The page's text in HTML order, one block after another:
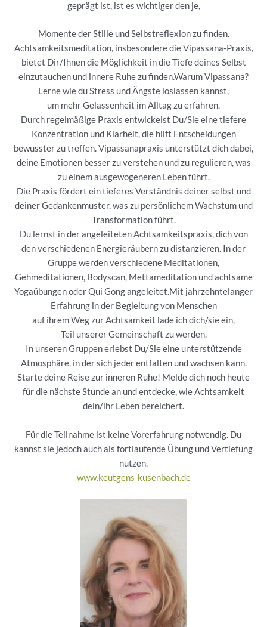
geprägt ist, ist es wichtiger den je,
Momente der Stille und Selbstreflexion zu finden.
Achtsamkeitsmeditation, insbesondere die Vipassana-Praxis,
bietet Dir/Ihnen die Möglichkeit in die Tiefe deines Selbst
einzutauchen und innere Ruhe zu finden.Warum Vipassana?
Lerne wie du Stress und Ängste loslassen kannst,
um mehr Gelassenheit im Alltag zu erfahren.
Durch regelmäßige Praxis entwickelst Du/Sie eine tiefere
Konzentration und Klarheit, die hilft Entscheidungen
bewusster zu treffen. Vipassanapraxis unterstützt dich dabei,
deine Emotionen besser zu verstehen und zu regulieren, was
zu einem ausgewogeneren Leben führt.
Die Praxis fördert ein tieferes Verständnis deiner selbst und
deiner Gedankenmuster, was zu persönlichem Wachstum und
Transformation führt.
Du lernst in der angeleiteten Achtsamkeitspraxis, dich von
den verschiedenen Energieräubern zu distanzieren. In der
Gruppe werden verschiedene Meditationen,
Gehmeditationen, Bodyscan, Mettameditation und achtsame
Yogaübungen oder Qui Gong angeleitet.Mit jahrzehntelanger
Erfahrung in der Begleitung von Menschen
auf ihrem Weg zur Achtsamkeit lade ich dich/sie ein,
Teil unserer Gemeinschaft zu werden.
In unseren Gruppen erlebst Du/Sie eine unterstützende
Atmosphäre, in der sich jeder entfalten und wachsen kann.
Starte deine Reise zur inneren Ruhe! Melde dich noch heute
für die nächste Stunde an und entdecke, wie Achtsamkeit
dein/ihr Leben bereichert.
Für die Teilnahme ist keine Vorerfahrung notwendig. Du
kannst sie jedoch auch als fortlaufende Übung und Vertiefung
nutzen.
www.keutgens-kusenbach.de